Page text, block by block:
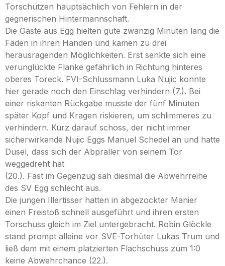
Torschützen hauptsächlich von Fehlern in der
gegnerischen Hintermannschaft.
Die Gäste aus Egg hielten gute zwanzig Minuten lang die
Fäden in ihren Händen und kamen zu drei
herausragenden Möglichkeiten. Erst senkte sich eine
verunglückte Flanke gefährlich in Richtung hinteres
oberes Toreck. FVI-Schlussmann Luka Nujic konnte
hier gerade noch den Einschlag verhindern (7.). Bei
einer riskanten Rückgabe musste der fünf Minuten
später Kopf und Kragen riskieren, um schlimmeres zu
verhindern. Kurz darauf schoss, der nicht immer
sicherwirkende Nujic Eggs Manuel Schedel an und hatte
Dusel, dass sich der Abpraller von seinem Tor
weggedreht hat
(20.). Fast im Gegenzug sah diesmal die Abwehrreihe
des SV Egg schlecht aus.
Die jungen Illertisser hatten in abgezockter Manier
einen Freistoß schnell ausgeführt und ihren ersten
Torschuss gleich im Ziel untergebracht. Robin Glöckle
stand prompt alleine vor SVE-Torhüter Lukas Trum und
ließ dem mit einem platzierten Flachschuss zum 1:0
keine Abwehrchance (22.).